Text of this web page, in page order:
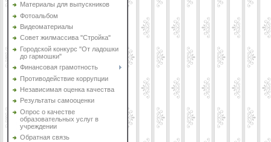
Материалы для выпускников
Фотоальбом
Видеоматериалы
Совет жилмассива "Стройка"
Городской конкурс "От ладошки
до гармошки"
Финансовая грамотность
Противодействие коррупции
Независимая оценка качества
Результаты самооценки
Опрос о качестве
образовательных услуг в
учреждении
Обратная связь